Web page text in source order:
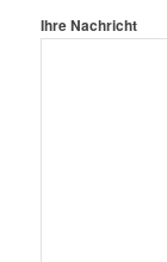
Ihre Nachricht